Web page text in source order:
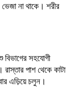
না থাকে। শরীর
সহযোগী
পাশ থেকে কাটা
এড়িয়ে চলুন।